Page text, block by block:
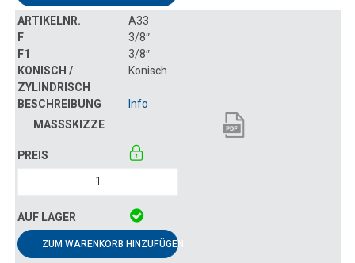
A33
3/8″
3/8″
Konisch
Info
ZUM WARENKORB HINZUFÜGEN